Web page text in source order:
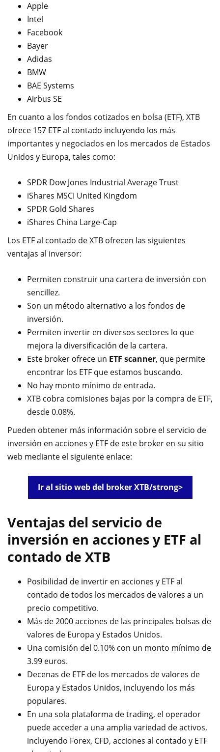
Apple
Intel
Facebook
Bayer
Adidas
BMW
BAE Systems
Airbus SE
En cuanto a los fondos cotizados en bolsa (ETF), XTB
ofrece 157 ETF al contado incluyendo los más
importantes y negociados en los mercados de Estados
Unidos y Europa, tales como:
SPDR Dow Jones Industrial Average Trust
iShares MSCI United Kingdom
SPDR Gold Shares
iShares China Large-Cap
Los ETF al contado de XTB ofrecen las siguientes
ventajas al inversor:
Permiten construir una cartera de inversión con
sencillez.
Son un método alternativo a los fondos de
inversión.
Permiten invertir en diversos sectores lo que
mejora la diversificación de la cartera.
Este broker ofrece un ETF scanner, que permite
encontrar los ETF que estamos buscando.
No hay monto mínimo de entrada.
XTB cobra comisiones bajas por la compra de ETF,
desde 0.08%.
Pueden obtener más información sobre el servicio de
inversión en acciones y ETF de este broker en su sitio
web mediante el siguiente enlace:
Ir al sitio web del broker XTB/strong>
Ventajas del servicio de
inversión en acciones y ETF al
contado de XTB
Posibilidad de invertir en acciones y ETF al
contado de todos los mercados de valores a un
precio competitivo.
Más de 2000 acciones de las principales bolsas de
valores de Europa y Estados Unidos.
Una comisión del 0.10% con un monto mínimo de
3.99 euros.
Decenas de ETF de los mercados de valores de
Europa y Estados Unidos, incluyendo los más
populares.
En una sola plataforma de trading, el operador
puede acceder a una amplia variedad de activos,
incluyendo Forex, CFD, acciones al contado y ETF